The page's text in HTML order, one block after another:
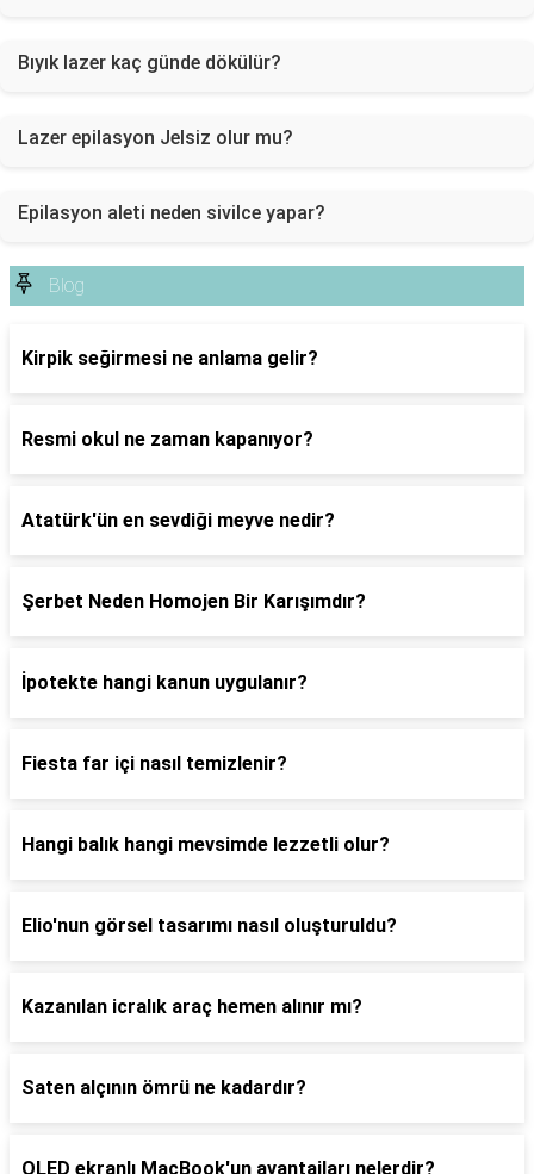
Bıyık lazer kaç günde dökülür?
Lazer epilasyon Jelsiz olur mu?
Epilasyon aleti neden sivilce yapar?
Blog
Kirpik seğirmesi ne anlama gelir?
Resmi okul ne zaman kapanıyor?
Atatürk'ün en sevdiği meyve nedir?
Şerbet Neden Homojen Bir Karışımdır?
İpotekte hangi kanun uygulanır?
Fiesta far içi nasıl temizlenir?
Hangi balık hangi mevsimde lezzetli olur?
Elio'nun görsel tasarımı nasıl oluşturuldu?
Kazanılan icralık araç hemen alınır mı?
Saten alçının ömrü ne kadardır?
OLED ekranlı MacBook'un avantajları nelerdir?